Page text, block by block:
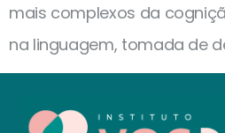
mais complexos da
na linguagem, tomada de